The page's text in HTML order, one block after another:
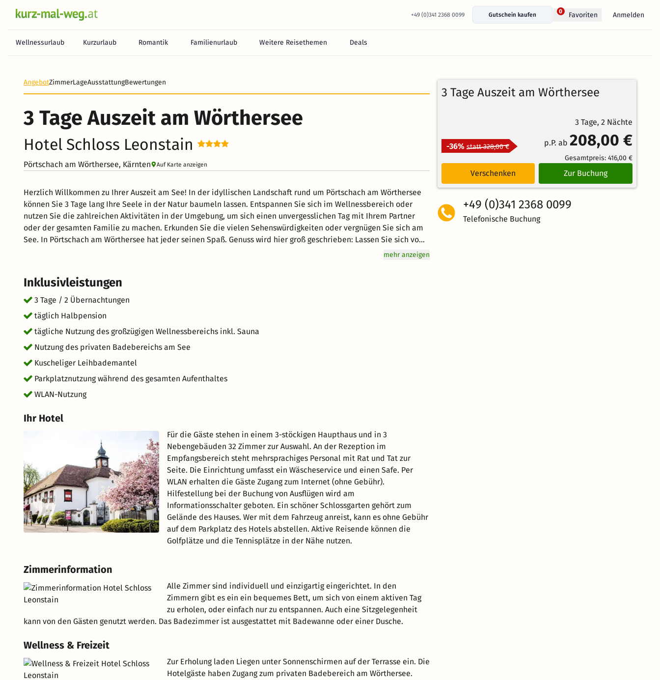
+49 (0)341 2368 0099 Gutschein kaufen
0 Favoriten Anmelden
Wellnessurlaub Kurzurlaub Romantik Familienurlaub Weitere Reisethemen Deals
100%
Bewertungen
AngebotZimmerLageAusstattungBewertungen
3 Tage Auszeit am Wörthersee
Hotel Schloss Leonstain
Pörtschach am Wörthersee, Kärnten Auf Karte anzeigen
Herzlich Willkommen zu Ihrer Auszeit am See! In der idyllischen Landschaft rund um Pörtschach am Wörthersee
können Sie 3 Tage lang Ihre Seele in der Natur baumeln lassen. Entspannen Sie sich im Wellnessbereich oder
nutzen Sie die zahlreichen Aktivitäten in der Umgebung, um sich einen unvergesslichen Tag mit Ihrem Partner
oder der gesamten Familie zu machen. Erkunden Sie die vielen Sehenswürdigkeiten oder vergnügen Sie sich am
See. In Pörtschach am Wörthersee hat jeder seinen Spaß. Genuss wird hier groß geschrieben: Lassen Sie sich vom
Halbpension-Angebot verwöhnen. Freuen Sie sich auf hervorragenden Service und eine entspannte Atmosphäre
Pörtschach am Wörthersee.
mehr anzeigen
Inklusivleistungen
3 Tage / 2 Übernachtungen
täglich Halbpension
tägliche Nutzung des großzügigen Wellnessbereichs inkl. Sauna
Nutzung des privaten Badebereichs am See
Kuscheliger Leihbademantel
Parkplatznutzung während des gesamten Aufenthaltes
WLAN-Nutzung
Ihr Hotel
Für die Gäste stehen in einem 3-stöckigen Haupthaus und in 3
Nebengebäuden 32 Zimmer zur Auswahl. An der Rezeption im
Empfangsbereich steht mehrsprachiges Personal mit Rat und Tat zur
Seite. Die Einrichtung umfasst ein Wäscheservice und einen Safe. Per
WLAN erhalten die Gäste Zugang zum Internet (ohne Gebühr).
Hilfestellung bei der Buchung von Ausflügen wird am
Informationsschalter geboten. Ein schöner Schlossgarten gehört zum
Gelände des Hauses. Wer mit dem Fahrzeug anreist, kann es ohne Gebühr
auf dem Parkplatz des Hotels abstellen. Aktive Reisende können die
Golfplätze und die Tennisplätze in der Nähe nutzen.
Zimmerinformation
Alle Zimmer sind individuell und einzigartig eingerichtet. In den
Zimmern gibt es ein ein bequemes Bett, um sich von einem aktiven Tag
zu erholen, oder einfach nur zu entspannen. Auch eine Sitzgelegenheit
kann von den Gästen genutzt werden. Das Badezimmer ist ausgestattet mit Badewanne oder einer Dusche.
Wellness & Freizeit
Zur Erholung laden Liegen unter Sonnenschirmen auf der Terrasse ein. Die
Hotelgäste haben Zugang zum privaten Badebereich am Wörthersee.
3 Tage Auszeit am Wörthersee
3 Tage, 2 Nächte
-36% statt 328,00 € p.P. ab 208,00 €
Gesamtpreis: 416,00 €
Verschenken Zur Buchung
+49 (0)341 2368 0099
Telefonische Buchung